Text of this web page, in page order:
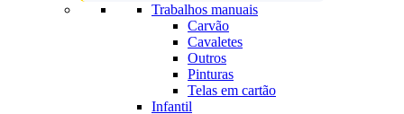
Trabalhos manuais
Carvão
Cavaletes
Outros
Pinturas
Telas em cartão
Infantil